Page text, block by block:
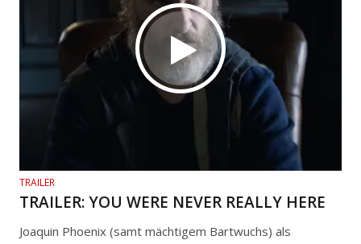
TRAILER
TRAILER: YOU WERE NEVER REALLY HERE
Joaquin Phoenix (samt mächtigem Bartwuchs) als